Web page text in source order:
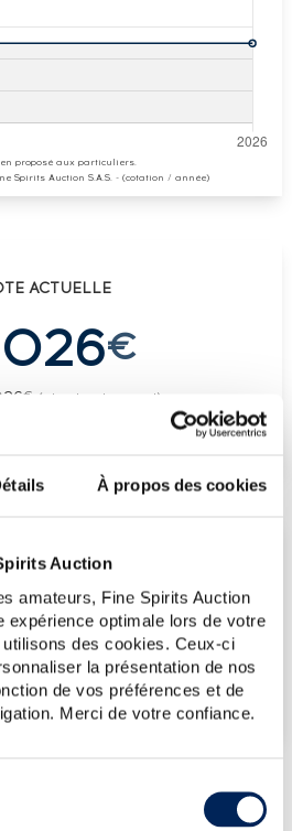
À propos des cookies
Auction
amateurs, Fine Spirits Auction
expérience optimale lors de votre
des cookies. Ceux-ci
la présentation de nos
de vos préférences et de
Merci de votre confiance.
proposé aux particuliers.
Spirits Auction S.A.S. - (cotation / année)
ACTUELLE
€
€ (plus haut annuel)
ADJUDICATIONS
2 026€
POSSÉDEZ
IDENTIQUE ?
VENDEZ-LE !